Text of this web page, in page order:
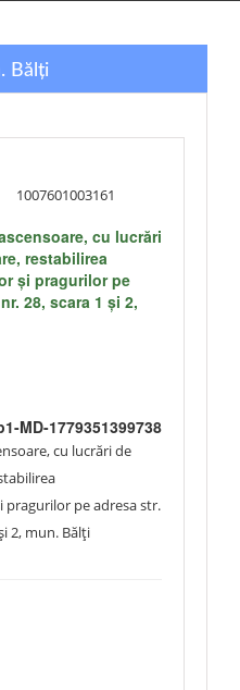
Bălți
1007601003161
cu lucrări
restabilirea
și pragurilor pe
28, scara 1 și 2,
MD-1779351399738
cu lucrări de
pe adresa str.
2, mun. Bălți